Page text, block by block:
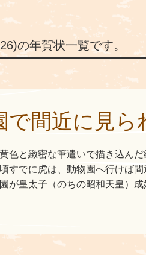
の年賀状一覧です。
で間近に見ら
色と緻密な筆遣いで描き込ん
すでに虎は、動物園へ行けば
が皇太子（のちの昭和天皇）